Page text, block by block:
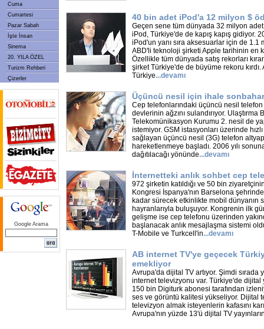
Cuma
Cumartesi
Pazar Sabah
İşte İnsan
Sinema
20. YILA ÖZEL
Turizm Rehberi
Çizerler
Google Arama
40 bin adet iPod'a 12 milyon $
Geçen sene tüm dünyada 32 milyon
iPod, Türkiye'de de kapış kapış gidiyor.
iPod'un yanı sıra aksesuarlar için de 1.1
ABD'li teknoloji şirketi Apple tarihinin en
Özellikle tüm dünyada satış rekorları
şirket Türkiye'de de büyüme rekoru kırdı.
Türkiye...devamı
Üçüncü nesil için ihale
Cep telefonlarındaki üçüncü nesil telefon
devlerinin ağzını sulandırıyor. Ulaştırma
Telekomünikasyon Kurumu 2. nesil de
istemiyor. GSM istasyonları üzerinde
sağlayan üçüncü nesil (3G) telefon
hareketlenmeye başladı. 2006 yılı
dağıtılacağı yönünde...devamı
İnternetteki anlık sohbet cep
972 şirketin katıldığı ve 50 bin
Kongresi İspanya'nın Barselona
kadar sürecek etkinlikte mobil dünyanın
hayranlarıyla buluşuyor. Kongrenin ilk
gelişme ise cep telefonu üzerinden
başlanacak anlık mesajlaşma sistemi
T-Mobile ve Turkcell'in...devamı
AB internet TV'ye geçecek
emekliyor
Avrupa'da dijital TV artıyor. Şimdi sırada
internet televizyonu var. Türkiye'de dijital
150 bin Digiturk abonesi tarafından
ses ve görüntü kalitesi yükseliyor. Dijital
televizyon almak isteyenlerin kafasını
Avrupa'nın yüzde 13'ü dijital TV